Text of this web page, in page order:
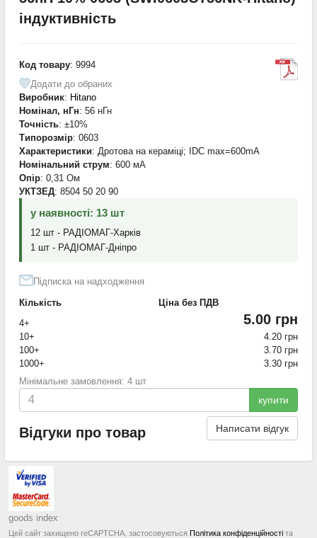
індуктивність
Код товару: 9994
Додати до обраних
Виробник: Hitano
Номінал, нГн: 56 нГн
Точність: ±10%
Типорозмір: 0603
Характеристики: Дротова на кераміці; IDC max=600mA
Номінальний струм: 600 мА
Опір: 0,31 Ом
УКТЗЕД: 8504 50 20 90
у наявності: 13 шт
12 шт - РАДІОМАГ-Харків
1 шт - РАДІОМАГ-Дніпро
Підписка на надходження
Кількість
Ціна без ПДВ
4+
5.00 грн
10+
4.20 грн
100+
3.70 грн
1000+
3.30 грн
Мінімальне замовлення: 4 шт
купити
Відгуки про товар Написати відгук
goods index
Цей сайт захищено reCAPTCHA, застосовуються Політика конфіденційності та